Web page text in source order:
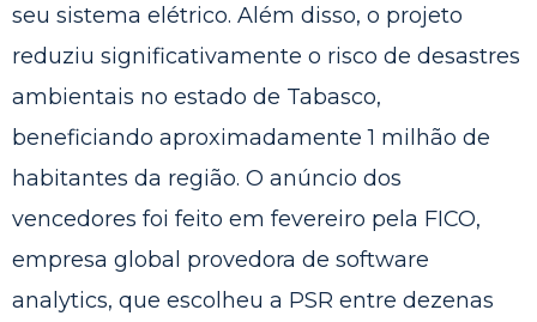
seu sistema elétrico. Além disso, o projeto
reduziu significativamente o risco de desastres
ambientais no estado de Tabasco,
beneficiando aproximadamente 1 milhão de
habitantes da região. O anúncio dos
vencedores foi feito em fevereiro pela FICO,
empresa global provedora de software
analytics, que escolheu a PSR entre dezenas